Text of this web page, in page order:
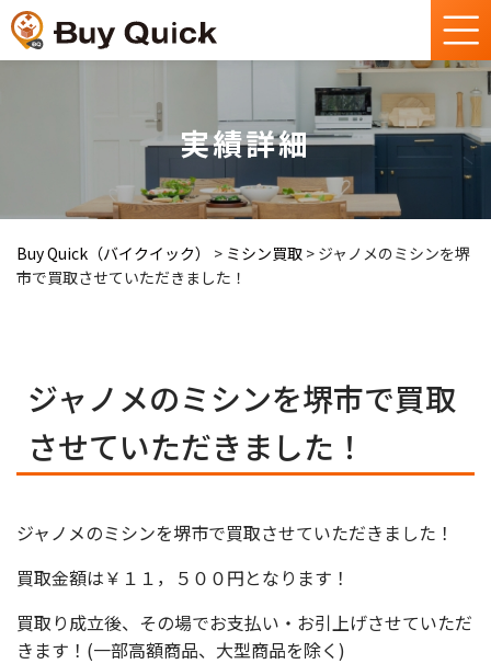
実績詳細
Buy Quick（バイクイック） > ミシン買取 > ジャノメのミシンを堺
市で買取させていただきました！
ジャノメのミシンを堺市で買取
させていただきました！
ジャノメのミシンを堺市で買取させていただきました！
買取金額は￥１１，５００円となります！
買取り成立後、その場でお支払い・お引上げさせていただ
きます！(一部高額商品、大型商品を除く)